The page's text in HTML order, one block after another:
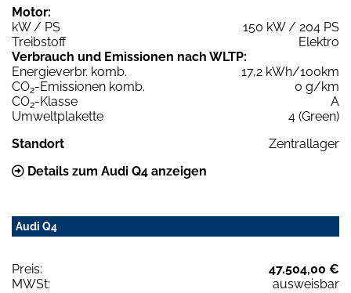
Motor:
kW / PS
150 kW / 204 PS
Treibstoff
Elektro
Verbrauch und Emissionen nach WLTP:
Energieverbr. komb.
17,2 kWh/100km
CO2-Emissionen komb.
0 g/km
CO2-Klasse
A
Umweltplakette
4 (Green)
Standort
Zentrallager
Details zum Audi Q4 anzeigen
Audi Q4
Preis:
47.504,00 €
MWSt:
ausweisbar